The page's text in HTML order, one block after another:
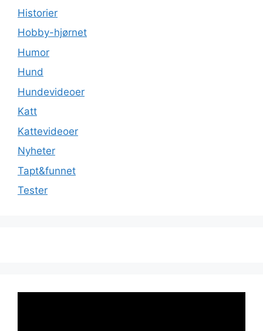
Historier
Hobby-hjørnet
Humor
Hund
Hundevideoer
Katt
Kattevideoer
Nyheter
Tapt&funnet
Tester